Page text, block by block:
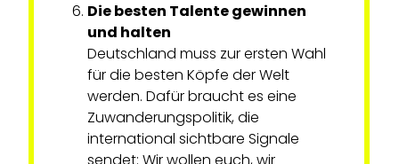
Die besten Talente gewinnen
und halten
Deutschland muss zur ersten Wahl
für die besten Köpfe der Welt
werden. Dafür braucht es eine
Zuwanderungspolitik, die
international sichtbare Signale